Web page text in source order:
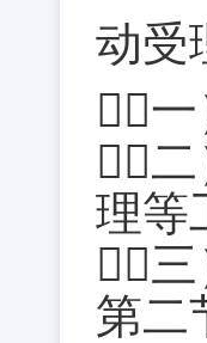
动受
（
（
理等
（
第